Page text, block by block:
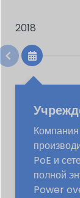
2018
PoE и
полной
Power